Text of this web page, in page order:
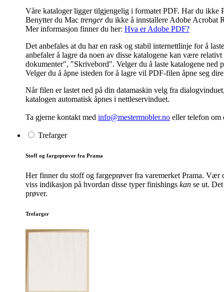
Våre kataloger ligger tilgjengelig i formatet PDF. Har du ikke
Benytter du Mac trengerdu ikke å innstallere Adobe Acrobat
Mer informasjon finner du her: Hva er Adobe PDF?
Det anbefales at du har en rask og stabil internettlinje for å
anbefaler å lagre da noen av disse katalogene kan være
dokumenter", "Skrivebord". Velger du å laste katalogene ned
Velger du å åpne isteden for å lagre vil PDF-filen åpne seg
Når filen er lastet ned på din datamaskin velg fra
katalogen automatisk åpnes i nettleservinduet.
Ta gjerne kontakt med info@mestermobler.no eller telefon om
Trefarger
Stoff og fargeprøver fra Prama
Her finner du stoff og fargeprøver fra varemerket Prama. Vær
viss indikasjon på hvordan disse typer finishings kan se ut.
prøver.
Trefarger